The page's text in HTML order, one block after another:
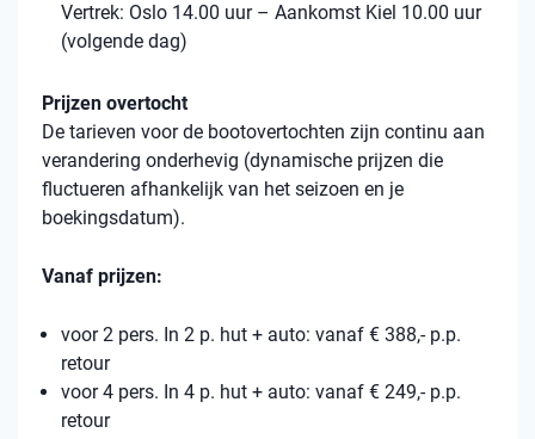
Vertrek: Oslo 14.00 uur – Aankomst Kiel 10.00 uur
(volgende dag)
Prijzen overtocht
De tarieven voor de bootovertochten zijn continu aan
verandering onderhevig (dynamische prijzen die
fluctueren afhankelijk van het seizoen en je
boekingsdatum).
Vanaf prijzen:
voor 2 pers. In 2 p. hut + auto: vanaf € 388,- p.p.
retour
voor 4 pers. In 4 p. hut + auto: vanaf € 249,- p.p.
retour